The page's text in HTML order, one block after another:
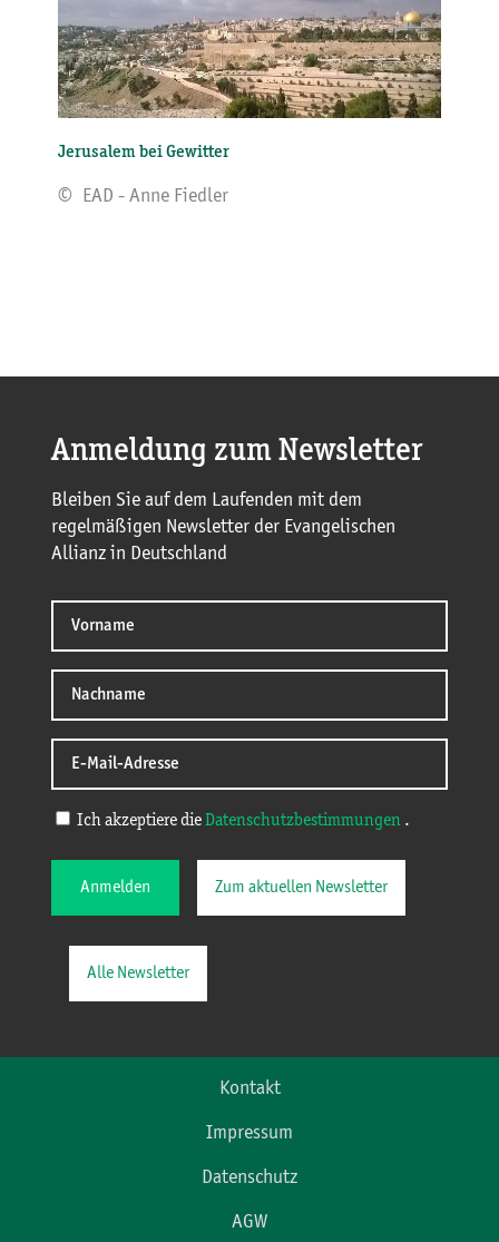
Jerusalem bei Gewitter
© EAD - Anne Fiedler
Anmeldung zum Newsletter
Bleiben Sie auf dem Laufenden mit dem
regelmäßigen Newsletter der Evangelischen
Allianz in Deutschland
Ich akzeptiere die Datenschutzbestimmungen .
Anmelden Zum aktuellen Newsletter
Alle Newsletter
Kontakt
Impressum
Datenschutz
AGW